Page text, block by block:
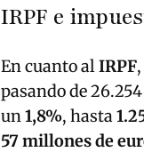
IRPF e
En cuanto alIRPF
pasando de
un1,8%, hasta
57 millones de